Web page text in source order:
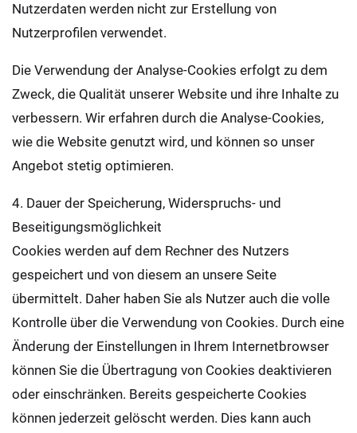
Nutzerdaten werden nicht zur Erstellung von
Nutzerprofilen verwendet.
Die Verwendung der Analyse-Cookies erfolgt zu dem
Zweck, die Qualität unserer Website und ihre Inhalte zu
verbessern. Wir erfahren durch die Analyse-Cookies,
wie die Website genutzt wird, und können so unser
Angebot stetig optimieren.
4. Dauer der Speicherung, Widerspruchs- und
Beseitigungsmöglichkeit
Cookies werden auf dem Rechner des Nutzers
gespeichert und von diesem an unsere Seite
übermittelt. Daher haben Sie als Nutzer auch die volle
Kontrolle über die Verwendung von Cookies. Durch eine
Änderung der Einstellungen in Ihrem Internetbrowser
können Sie die Übertragung von Cookies deaktivieren
oder einschränken. Bereits gespeicherte Cookies
können jederzeit gelöscht werden. Dies kann auch